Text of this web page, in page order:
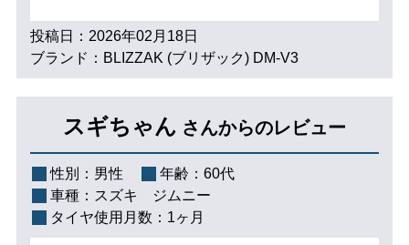
投稿日：2026年02月18日
ブランド：BLIZZAK (ブリザック) DM-V3
スギちゃん さんからのレビュー
性別： 男性 年齢： 60代
車種： スズキ ジムニー
タイヤ使用月数： 1ヶ月